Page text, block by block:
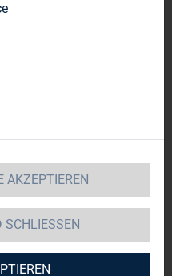
AG:
gemäß §
mit dem
einer
WpHG (Sonstige
die
AKZEPTIEREN
SCHLIESSEN